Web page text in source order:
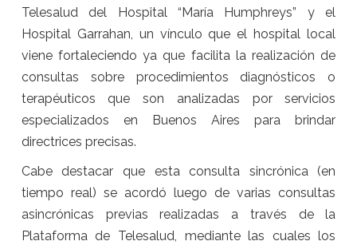
Telesalud del Hospital “María Humphreys” y el
Hospital Garrahan, un vínculo que el hospital local
viene fortaleciendo ya que facilita la realización de
consultas sobre procedimientos diagnósticos o
terapéuticos que son analizadas por servicios
especializados en Buenos Aires para brindar
directrices precisas.
Cabe destacar que esta consulta sincrónica (en
tiempo real) se acordó luego de varias consultas
asincrónicas previas realizadas a través de la
Plataforma de Telesalud, mediante las cuales los